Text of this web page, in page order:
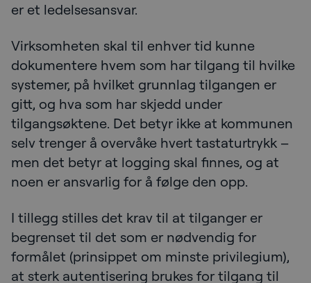
er et ledelsesansvar.
Virksomheten skal til enhver tid kunne
dokumentere hvem som har tilgang til hvilke
systemer, på hvilket grunnlag tilgangen er
gitt, og hva som har skjedd under
tilgangsøktene. Det betyr ikke at kommunen
selv trenger å overvåke hvert tastaturtrykk –
men det betyr at logging skal finnes, og at
noen er ansvarlig for å følge den opp.
I tillegg stilles det krav til at tilganger er
begrenset til det som er nødvendig for
formålet (prinsippet om minste privilegium),
at sterk autentisering brukes for tilgang til